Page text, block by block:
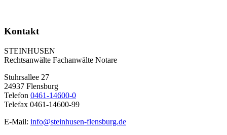
Kontakt
STEINHUSEN
Rechtsanwälte Fachanwälte Notare
Stuhrsallee 27
24937 Flensburg
Telefon 0461-14600-0
Telefax 0461-14600-99
E-Mail: info@steinhusen-flensburg.de